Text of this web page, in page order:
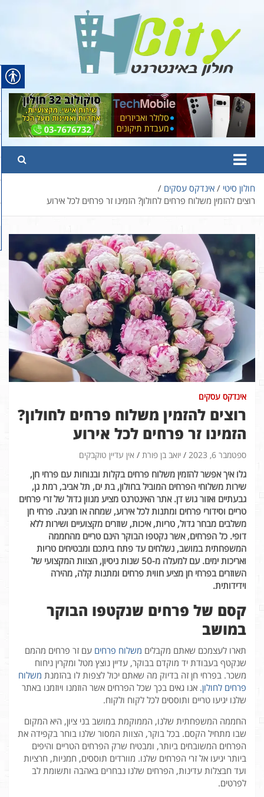
content
Hcity – חולון באינטרנט
פורטל החדשות והמידע של חולון
חולון סיטי
אינדקס עסקים
רוצים להזמין משלוח פרחים לחולון? הזמינו זר פרחים לכל אירוע
אינדקס עסקים
רוצים להזמין משלוח פרחים לחולון?
הזמינו זר פרחים לכל אירוע
ספטמבר 6, 2023 יואב בן פורת אין עדיין טוקבקים
גלואיךאפשרלהזמין משלוח פרחיםבקלות ובנוחות עם פרחי חן,
שירות משלוחי הפרחים המובילבחולון,בת ים, תלאביב, רמת גן,
גבעתיים ואזור גוש דן.אתר האינטרנט מציע מגוון גדול שלזרי פרחים
טריים וסידורי פרחים ומתנותלכלאירוע, שמחהאו חגיגה. פרחי חן
משלבים מבחר גדול, טריות,איכות, שוזרים מקצועיים ושירותללא
דופי. כל הפרחים,אשר נקטפו הבוקר הינם טריים מהחממה
המשפחתיתבמושב, נשלחים עד פתחביתכם ומבטיחים טריות
ואריכות ימים. עםלמעלה מ-50 שנות ניסיון, הצוות המקצועי של
השוזריםבפרחי חן מציע חווית פרחים ומתנות קלה, מהירה
וידידותית.
קסם של פרחים שנקטפו הבוקר
במושב
תארו לעצמכם שאתם מקבלים משלוח פרחים עם זר פרחים מהמם
שנקטף בעבודת יד מוקדם בבוקר, עדיין נוצץ מטל ומקרין ניחוח
משכר. בפרחי חן זה בדיוק מה שאתם יכול לצפות לו בהזמנת משלוח
פרחים לחולון. אנו גאים בכך שכל הפרחים אשר הוזמנו ויוזמנו באתר
שלנו יגיעו טריים ותוססים לכל לקוח ולקוח.
החממה המשפחתית שלנו, הממוקמת במושב בני ציון, היא המקום
שבו מתחיל הקסם. בכל בוקר, הצוות המסור שלנו בוחר בקפידה את
הפרחים המשובחים ביותר, ומבטיח שרק הפרחים הטריים והיפים
ביותר יגיעו אל זרי הפרחים שלנו. מוורדים תוססים, חמניות, חרציות
ועד חבצלות עדינות, הפרחים שלנו נבחרים באהבה ותשומת לב
לפרטים.